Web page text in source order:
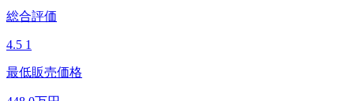
総合評価
4.5 1
最低販売価格